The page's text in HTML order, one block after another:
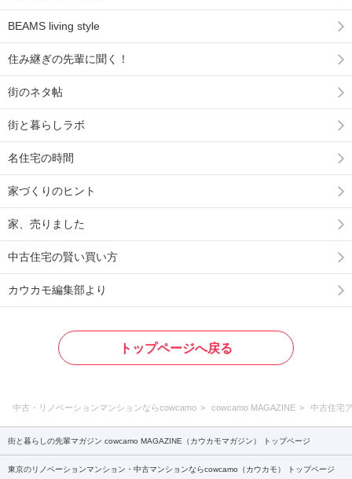
BEAMS living style
住み継ぎの先輩に聞く！
街のネタ帖
街と暮らしラボ
名住宅の時間
家づくりのヒント
家、売りました
中古住宅の賢い買い方
カウカモ編集部より
トップページへ戻る
中古・リノベーションマンションならcowcamo cowcamo MAGAZINE 中古住宅
街と暮らしの先輩マガジン cowcamo MAGAZINE（カウカモマガジン） トップページ
東京のリノベーションマンション・中古マンションならcowcamo（カウカモ） トップページ